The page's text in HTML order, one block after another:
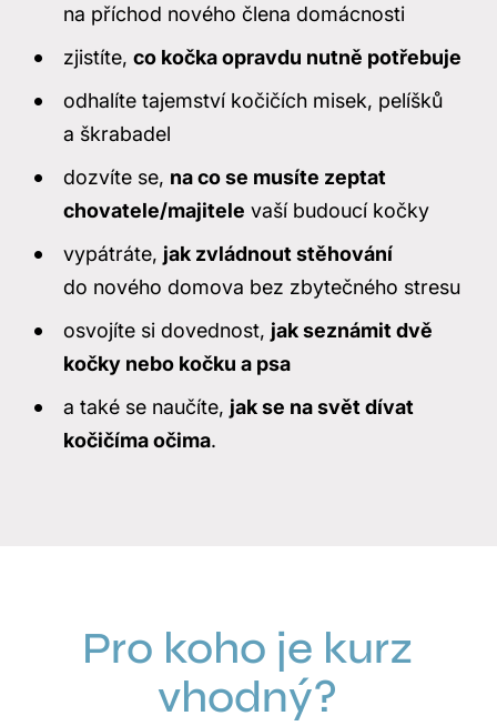
na příchod nového člena domácnosti
zjistíte,co kočka opravdu nutně potřebuje
odhalíte tajemství kočičích misek, pelíšků
a škrabadel
dozvíte se, na co se musíte zeptat
chovatele/majitele vaší budoucí kočky
vypátráte, jak zvládnout stěhování
do nového domova bez zbytečného stresu
osvojíte si dovednost, jak seznámit dvě
kočky nebo kočku a psa
a také se naučíte, jak se na svět dívat
kočičíma očima.
Pro koho je kurz
vhodný?